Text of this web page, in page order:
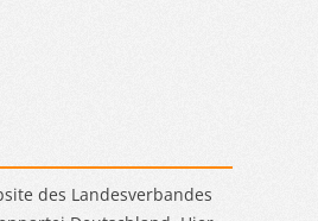
des Landesverbandes